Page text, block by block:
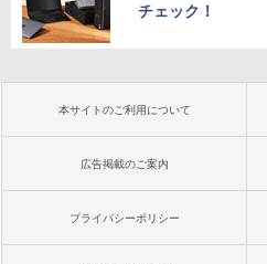
チェック！
本サイトのご利用について
広告掲載のご案内
プライバシーポリシー